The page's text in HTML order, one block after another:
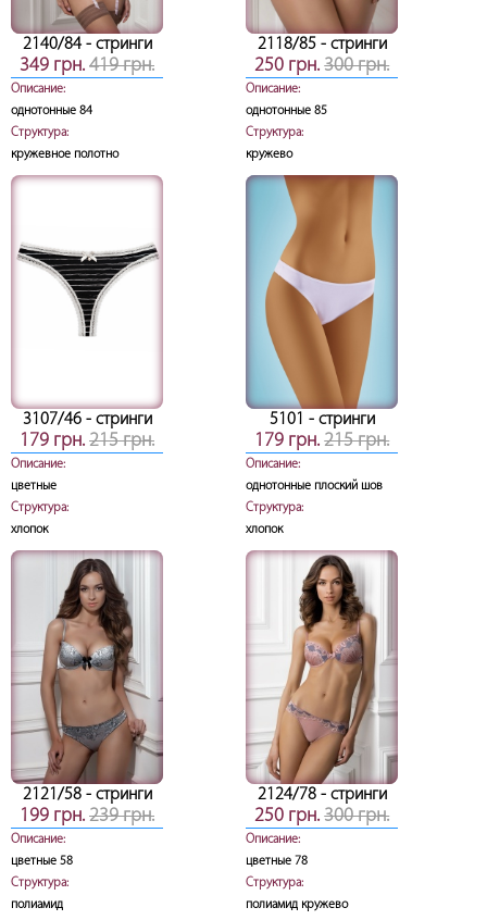
2140/84- стринги
349 грн. 419 грн.
Описание:
однотонные 84
Структура:
кружевное полотно
2118/85- стринги
250 грн.300 грн.
Описание:
однотонные 85
Структура:
кружево
3107/46- стринги
179 грн. 215 грн.
Описание:
цветные
Структура:
хлопок
5101 - стринги
179 грн.215 грн.
Описание:
однотонные плоский шов
Структура:
хлопок
2121/58- стринги
199 грн. 239 грн.
Описание:
цветные 58
Структура:
полиамид
2124/78- стринги
250 грн.300 грн.
Описание:
цветные 78
Структура:
полиамид кружево